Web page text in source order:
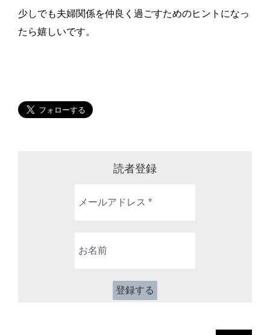
少しでも夫婦関係を仲良く過ごすためのヒントになっ
たら嬉しいです。
読者登録
ー
*